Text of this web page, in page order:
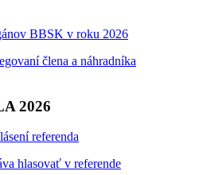
BBSK v roku 2026
člena a náhradníka
2026
referenda
hlasovať v referende